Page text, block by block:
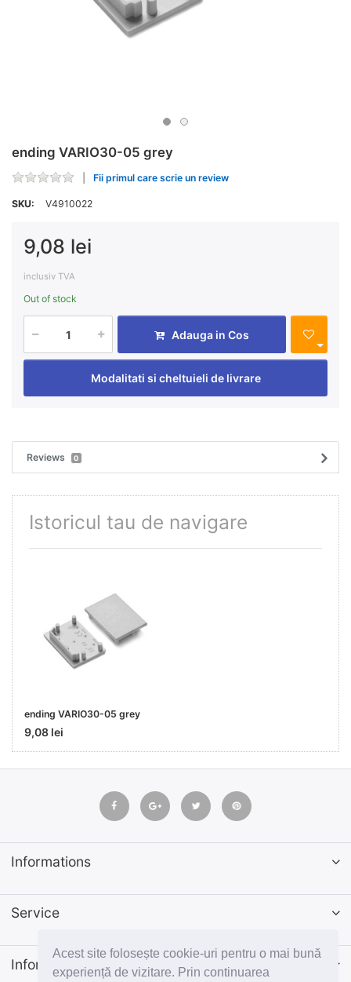
Acest site folosește cookie-uri pentru o mai bună
experiență de vizitare. Prin continuarea
ending VARIO30-05 grey
Fii primul care scrie un review
SKU: V4910022
9,08 lei
inclusiv TVA
Out of stock
Adauga in Cos
Modalitati si cheltuieli de livrare
Reviews 0
Istoricul tau de navigare
ending VARIO30-05 grey
9,08 lei
Informations
Service
Informatii